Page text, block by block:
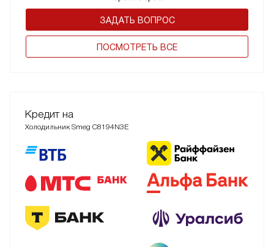
ЗАДАТЬ ВОПРОС
ПОCМОТРЕТЬ ВСЕ
Кредит на
Холодильник Smeg C8194N3E